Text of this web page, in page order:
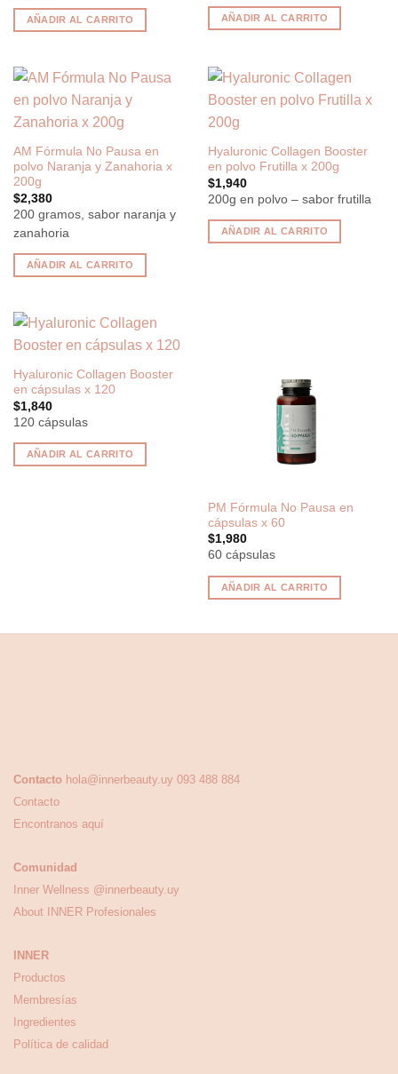
AÑADIR AL CARRITO AÑADIR AL CARRITO
AM Fórmula No Pausa en
polvo Naranja y Zanahoria x
200g
$2,380
200 gramos, sabor naranja y
zanahoria
AÑADIR AL CARRITO
Hyaluronic Collagen Booster
en polvo Frutilla x 200g
$1,940
200g en polvo – sabor frutilla
AÑADIR AL CARRITO
Hyaluronic Collagen Booster
en cápsulas x 120
$1,840
120 cápsulas
AÑADIR AL CARRITO
PM Fórmula No Pausa en
cápsulas x 60
$1,980
60 cápsulas
AÑADIR AL CARRITO
Contacto hola@innerbeauty.uy 093 488 884
Contacto
Encontranos aquí
Comunidad
Inner Wellness @innerbeauty.uy
About INNER Profesionales
INNER
Productos
Membresías
Ingredientes
Política de calidad